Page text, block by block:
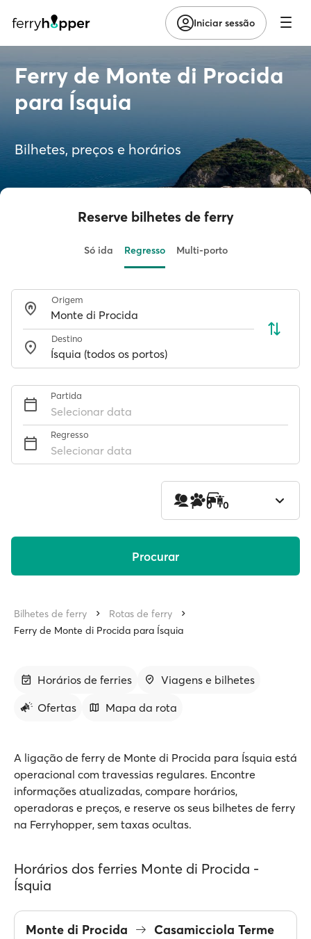
Iniciar sessão
Ferry de Monte di Procida
para Ísquia
Bilhetes, preços e horários
Reserve bilhetes de ferry
Só ida Regresso Multi-porto
Origem
Destino
Partida
Selecionar data
Regresso
Selecionar data
1 0 0
Procurar
Bilhetes de ferry
Rotas de ferry
Ferry de Monte di Procida para Ísquia
Horários de ferries
Viagens e bilhetes
Ofertas
Mapa da rota
A ligação de ferry de Monte di Procida para Ísquia está
operacional com travessias regulares. Encontre
informações atualizadas, compare horários,
operadoras e preços, e reserve os seus bilhetes de ferry
na Ferryhopper, sem taxas ocultas.
Horários dos ferries Monte di Procida -
Ísquia
Monte di Procida Casamicciola Terme